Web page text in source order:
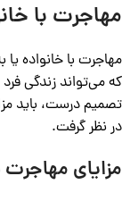
مهاجرت با
مهاجرت با خانواده
که می‌تواند زندگی
تصمیم درست، باید
در نظر گرفت.
مزایای مهاجرت